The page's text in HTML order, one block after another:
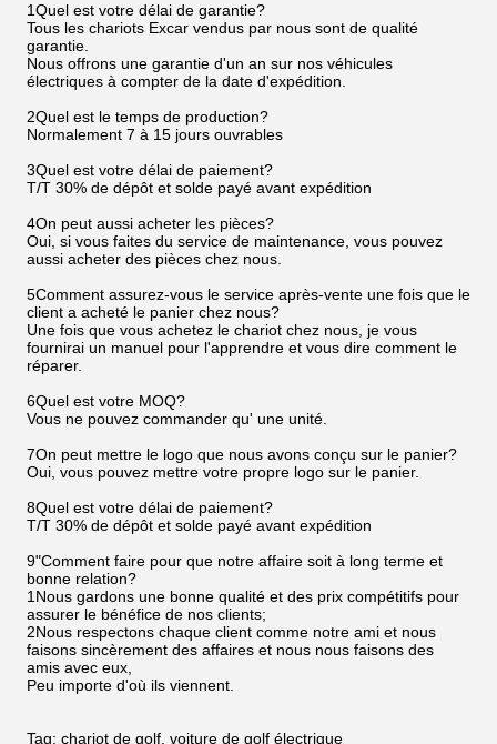
1Quel est votre délai de garantie?
Tous les chariots Excar vendus par nous sont de qualité
garantie.
Nous offrons une garantie d'un an sur nos véhicules
électriques à compter de la date d'expédition.
2Quel est le temps de production?
Normalement 7 à 15 jours ouvrables
3Quel est votre délai de paiement?
T/T 30% de dépôt et solde payé avant expédition
4On peut aussi acheter les pièces?
Oui, si vous faites du service de maintenance, vous pouvez
aussi acheter des pièces chez nous.
5Comment assurez-vous le service après-vente une fois que le
client a acheté le panier chez nous?
Une fois que vous achetez le chariot chez nous, je vous
fournirai un manuel pour l'apprendre et vous dire comment le
réparer.
6Quel est votre MOQ?
Vous ne pouvez commander qu' une unité.
7On peut mettre le logo que nous avons conçu sur le panier?
Oui, vous pouvez mettre votre propre logo sur le panier.
8Quel est votre délai de paiement?
T/T 30% de dépôt et solde payé avant expédition
9"Comment faire pour que notre affaire soit à long terme et
bonne relation?
1Nous gardons une bonne qualité et des prix compétitifs pour
assurer le bénéfice de nos clients;
2Nous respectons chaque client comme notre ami et nous
faisons sincèrement des affaires et nous nous faisons des
amis avec eux,
Peu importe d'où ils viennent.
Tag: chariot de golf, voiture de golf électrique